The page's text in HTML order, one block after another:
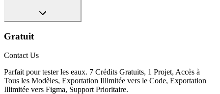
Gratuit
Contact Us
Parfait pour tester les eaux. 7 Crédits Gratuits, 1 Projet, Accès à
Tous les Modèles, Exportation Illimitée vers le Code, Exportation
Illimitée vers Figma, Support Prioritaire.